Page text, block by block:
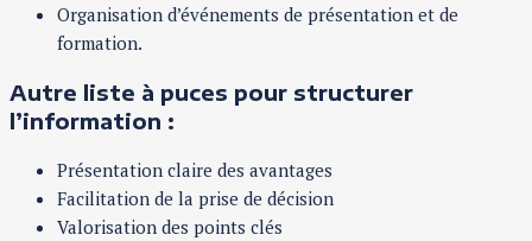
Organisation d’événements de présentation et de
formation.
Autre liste à puces pour structurer
l’information :
Présentation claire des avantages
Facilitation de la prise de décision
Valorisation des points clés